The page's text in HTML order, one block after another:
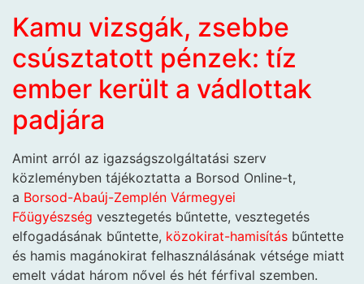
Kamu vizsgák, zsebbe
csúsztatott pénzek: tíz
ember került a vádlottak
padjára
Amint arról az igazságszolgáltatási szerv
közleményben tájékoztatta a Borsod Online-t,
a Borsod-Abaúj-Zemplén Vármegyei
Főügyészség vesztegetés bűntette, vesztegetés
elfogadásának bűntette, közokirat-hamisítás bűntette
és hamis magánokirat felhasználásának vétsége miatt
emelt vádat három nővel és hét férfival szemben.